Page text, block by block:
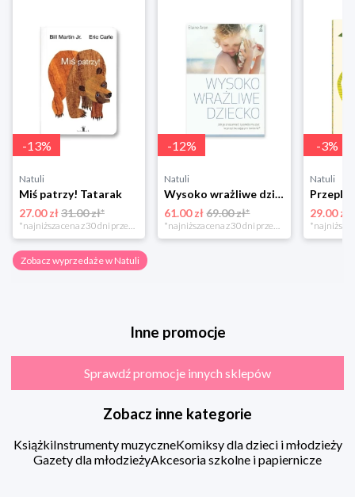
-13%
Natuli
Miś patrzy! Tatarak
27.00 zł31.00 zł*
*najniższa cena z 30 dni przed obniżką
-12%
Natuli
Wysoko wrażliwe dziecko Gwp
61.00 zł 69.00 zł*
*najniższa cena z 30 dni przed obniżką
-3%
Natuli
29.00 zł
Zobacz wyprzedaże w Natuli
Inne promocje
Sprawdź promocje innych sklepów
Zobacz inne kategorie
KsiążkiInstrumenty muzyczneKomiksy dla dzieci i młodzieży
Gazety dla młodzieżyAkcesoria szkolne i papiernicze